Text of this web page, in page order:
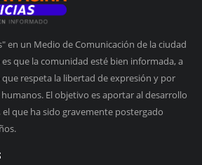
en un Medio de Comunicación de la ciudad
que la comunidad esté bien informada, a
respeta la libertad de expresión y por
El objetivo es aportar al desarrollo
que ha sido gravemente postergado